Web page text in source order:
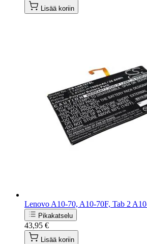
Lisää koriin
Lenovo A10-70, A10-70F, Tab 2
Pikakatselu
43,95 €
Lisää koriin